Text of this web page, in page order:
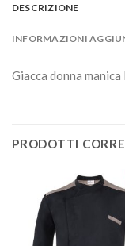
DESCRIZIONE
INFORMAZIONI
Giacca donna
PRODOTTI